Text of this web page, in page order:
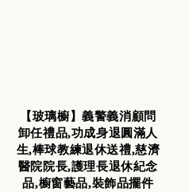
【玻璃櫥】義警義消顧問
卸任禮品,功成身退圓滿人
生,棒球教練退休送禮,慈濟
醫院院長,護理長退休紀念
品,櫥窗藝品,裝飾品擺件